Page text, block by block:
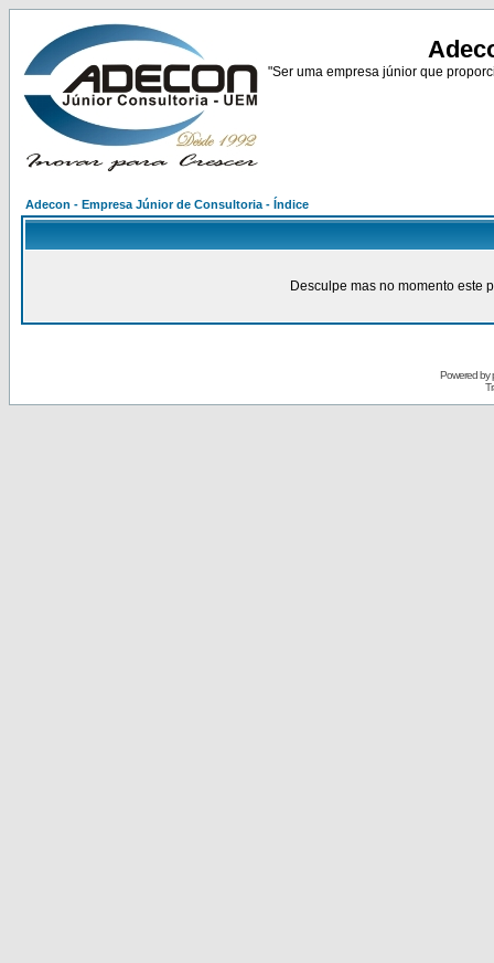
"Ser uma empresa júnior que
Adecon - Empresa Júnior de Consultoria - Índice
Desculpe mas no momento este
Powered by